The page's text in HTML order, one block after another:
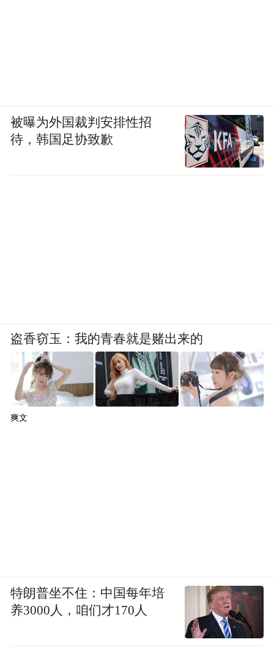
被曝为外国裁判安排性招
待，韩国足协致歉
盗香窃玉：我的青春就是赌出来的
爽文
特朗普坐不住：中国每年培
养3000人，咱们才170人